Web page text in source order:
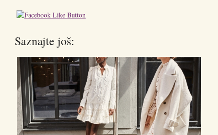
Saznajte još: